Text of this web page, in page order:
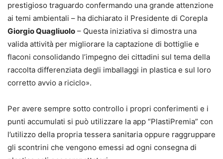
prestigioso traguardo confermando una grande attenzione
ai temi ambientali – ha dichiarato il Presidente di Corepla
Giorgio Quagliuolo – Questa iniziativa si dimostra una
valida attività per migliorare la captazione di bottiglie e
flaconi consolidando l’impegno dei cittadini sul tema della
raccolta differenziata degli imballaggi in plastica e sul loro
corretto avvio a riciclo».
Per avere sempre sotto controllo i propri conferimenti e i
punti accumulati si può utilizzare la app “PlastiPremia” con
l’utilizzo della propria tessera sanitaria oppure raggruppare
gli scontrini che vengono emessi ad ogni consegna di